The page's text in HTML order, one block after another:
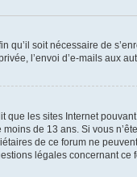
soit nécessaire de
l’envoi d’e-mails aux
que les sites Internet
de 13 ans. Si vous
de ce forum ne
légales concernant ce